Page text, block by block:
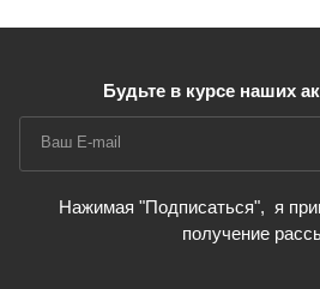
Будьте в курсе наших
Нажимая "Подписаться", я
получение